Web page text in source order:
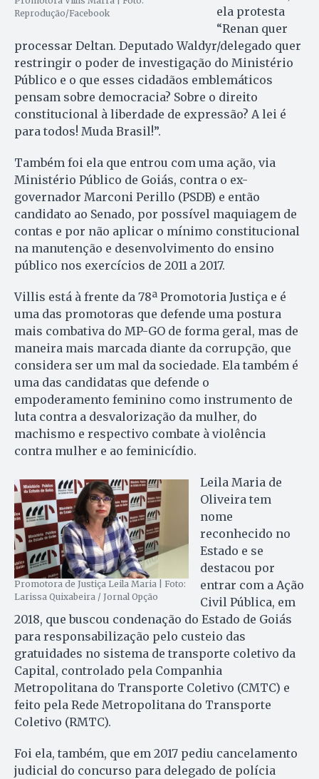
Reprodução/Facebook
ela protesta
“Renan quer
processar Deltan. Deputado Waldyr/delegado quer
restringir o poder de investigação do Ministério
Público e o que esses cidadãos emblemáticos
pensam sobre democracia? Sobre o direito
constitucional à liberdade de expressão? A lei é
para todos! Muda Brasil!”.
Também foi ela que entrou com uma ação, via
Ministério Público de Goiás, contra o ex-
governador Marconi Perillo (PSDB) e então
candidato ao Senado, por possível maquiagem de
contas e por não aplicar o mínimo constitucional
na manutenção e desenvolvimento do ensino
público nos exercícios de 2011 a 2017.
Villis está à frente da 78ª Promotoria Justiça e é
uma das promotoras que defende uma postura
mais combativa do MP-GO de forma geral, mas de
maneira mais marcada diante da corrupção, que
considera ser um mal da sociedade. Ela também é
uma das candidatas que defende o
empoderamento feminino como instrumento de
luta contra a desvalorização da mulher, do
machismo e respectivo combate à violência
contra mulher e ao feminicídio.
Promotora de Justiça Leila Maria | Foto:
Larissa Quixabeira / Jornal Opção
Leila Maria de
Oliveira tem
nome
reconhecido no
Estado e se
destacou por
entrar com a Ação
Civil Pública, em
2018, que buscou condenação do Estado de Goiás
para responsabilização pelo custeio das
gratuidades no sistema de transporte coletivo da
Capital, controlado pela Companhia
Metropolitana do Transporte Coletivo (CMTC) e
feito pela Rede Metropolitana do Transporte
Coletivo (RMTC).
Foi ela, também, que em 2017 pediu cancelamento
judicial do concurso para delegado de polícia